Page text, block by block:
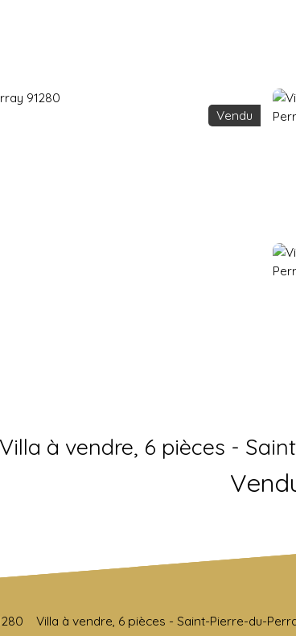
Vendu
Villa à vendre, 6 pièces -
Villa à vendre, 6 pièces - Saint-Pierre-du-